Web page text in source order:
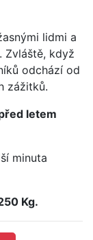
lidmi a
Zvláště, když
odchází od
zážitků.
letem
minuta
Kg.